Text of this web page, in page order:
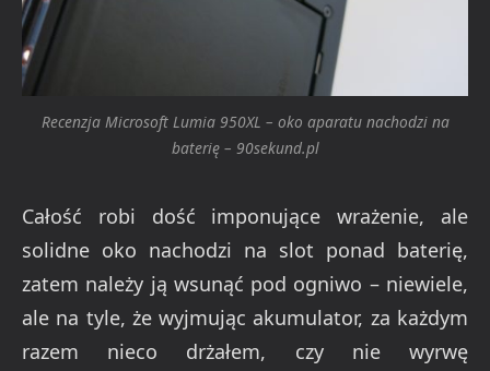
Recenzja Microsoft Lumia 950XL – oko aparatu nachodzi na
baterię – 90sekund.pl
Całość robi dość imponujące wrażenie, ale
solidne oko nachodzi na slot ponad baterię,
zatem należy ją wsunąć pod ogniwo – niewiele,
ale na tyle, że wyjmując akumulator, za każdym
razem nieco drżałem, czy nie wyrwę